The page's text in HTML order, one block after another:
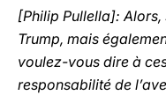
[Philip Pullella]:
Trump, mais
voulez-vous dire à
responsabilité de